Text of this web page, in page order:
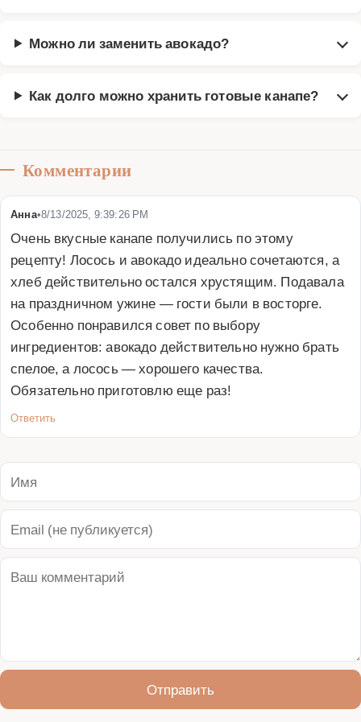
Можно ли заменить авокадо?
Как долго можно хранить готовые канапе?
Комментарии
Анна•8/13/2025, 9:39:26 PM
Очень вкусные канапе получились по этому
рецепту! Лосось и авокадо идеально сочетаются, а
хлеб действительно остался хрустящим. Подавала
на праздничном ужине — гости были в восторге.
Особенно понравился совет по выбору
ингредиентов: авокадо действительно нужно брать
спелое, а лосось — хорошего качества.
Обязательно приготовлю еще раз!
Ответить
Отправить